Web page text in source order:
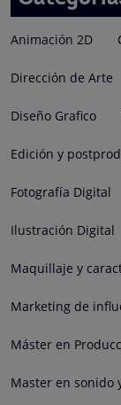
Animación 2D
Dirección de Arte
Diseño Grafico
Edición y
Fotografía Digital
Ilustración Digital
Maquillaje y
Marketing de
Máster en
Master en sonido